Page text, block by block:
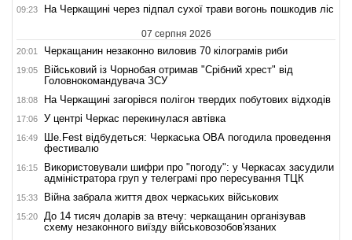
09:23 На Черкащині через підпал сухої трави вогонь пошкодив ліс
07 серпня 2026
20:01 Черкащанин незаконно виловив 70 кілограмів риби
19:05
Військовий із Чорнобая отримав "Срібний хрест" від
Головнокомандувача ЗСУ
18:08 На Черкащині загорівся полігон твердих побутових відходів
17:06 У центрі Черкас перекинулася автівка
16:49
Ше.Fest відбудеться: Черкаська ОВА погодила проведення
фестивалю
16:15
Використовували шифри про "погоду": у Черкасах засудили
адміністратора груп у телеграмі про пересування ТЦК
15:33 Війна забрала життя двох черкаських військових
15:20
До 14 тисяч доларів за втечу: черкащанин організував
схему незаконного виїзду військовозобов'язаних